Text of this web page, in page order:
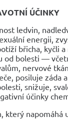
ÚČINKY
ledvin,
energii,
břicha, kyčli
od bolesti —
nervové
posiluje záda
snižuje,
účinky
který